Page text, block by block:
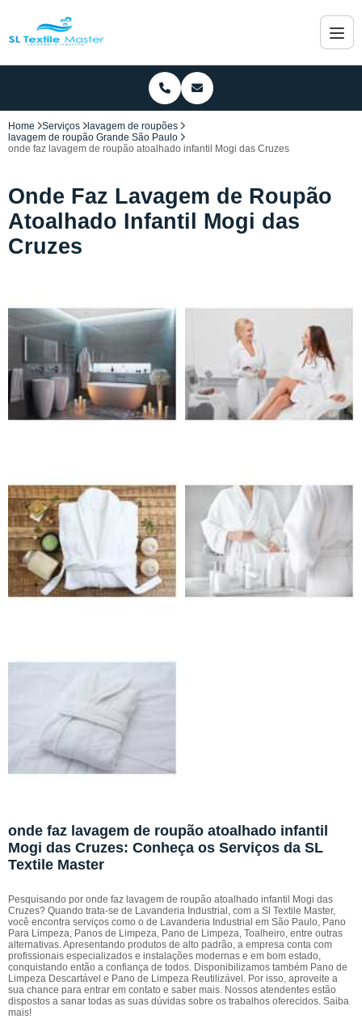
Home Serviços
lavagem de roupões
lavagem de roupão Grande São Paulo
onde faz lavagem de roupão atoalhado infantil Mogi das Cruzes
Onde Faz Lavagem de Roupão
Atoalhado Infantil Mogi das
Cruzes
onde faz lavagem de roupão atoalhado infantil
Mogi das Cruzes: Conheça os Serviços da SL
Textile Master
Pesquisando por onde faz lavagem de roupão atoalhado infantil Mogi das
Cruzes? Quando trata-se de Lavanderia Industrial, com a Sl Textile Master,
você encontra serviços como o de Lavanderia Industrial em São Paulo, Pano
Para Limpeza, Panos de Limpeza, Pano de Limpeza, Toalheiro, entre outras
alternativas. Apresentando produtos de alto padrão, a empresa conta com
profissionais especializados e instalações modernas e em bom estado,
conquistando então a confiança de todos. Disponibilizamos também Pano de
Limpeza Descartável e Pano de Limpeza Reutilizável. Por isso, aproveite a
sua chance para entrar em contato e saber mais. Nossos atendentes estão
dispostos a sanar todas as suas dúvidas sobre os trabalhos oferecidos. Saiba
mais!